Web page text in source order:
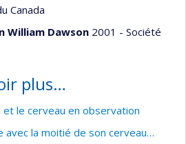
Canada
William Dawson 2001 - Société
plus…
le cerveau en observation
avec la moitié de son cerveau…